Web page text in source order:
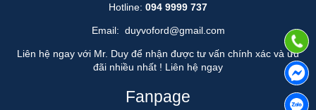
Hotline: 094 9999 737
Email: duyvoford@gmail.com
Liên hệ ngay với Mr. Duy để nhận được tư vấn chính xác và ưu
đãi nhiều nhất ! Liên hệ ngay
Fanpage